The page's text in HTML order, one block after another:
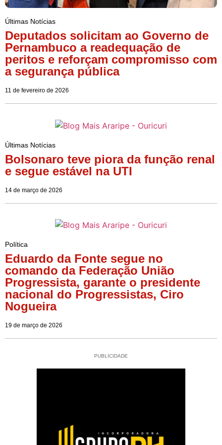
Últimas Notícias
Deputados solicitam ao Governo de
Pernambuco a readequação de
peritos e reforçam compromisso com
a segurança pública
11 de fevereiro de 2026
Últimas Notícias
Bolsonaro teve piora da função renal
e segue estável na UTI
14 de março de 2026
Política
Eduardo da Fonte segue no
comando da Federação União
Progressista, garante o presidente
nacional do Progressistas, Ciro
Nogueira
19 de março de 2026
PUBLICIDADE